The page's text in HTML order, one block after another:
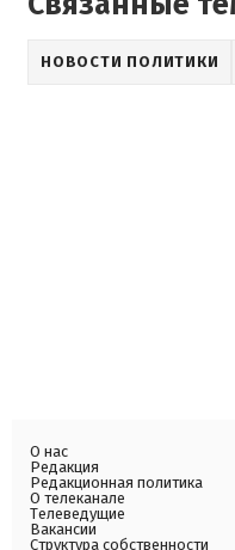
НОВОСТИ ПОЛИТИКИ
О нас
Редакция
Редакционная политика
О телеканале
Телеведущие
Вакансии
Структура собственности